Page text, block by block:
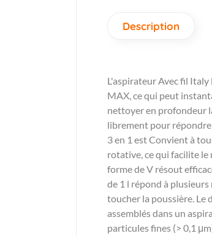
Description
L'aspirateur Avec fil
MAX, ce qui peut
nettoyer en profondeur
librement pour
3 en 1 est Convient à
rotative, ce qui facilite le
forme de V résout
de 1 l répond à
toucher la poussière. Le
assemblés dans un
particules fines (> 0,1